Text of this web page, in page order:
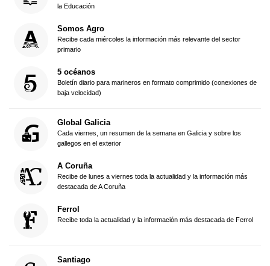
la Educación
Somos Agro
Recibe cada miércoles la información más relevante del sector
primario
5 océanos
Boletín diario para marineros en formato comprimido (conexiones de
baja velocidad)
Global Galicia
Cada viernes, un resumen de la semana en Galicia y sobre los
gallegos en el exterior
A Coruña
Recibe de lunes a viernes toda la actualidad y la información más
destacada de A Coruña
Ferrol
Recibe toda la actualidad y la información más destacada de Ferrol
Santiago